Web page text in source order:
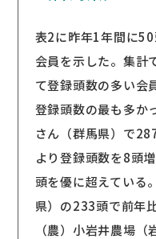
表2に昨年1年間に
会員を示した。集計
て登録頭数の多い会
登録頭数の最も多か
さん（群馬県）で
より登録頭数を8頭
頭を優に超えている
県）の233頭で前年
（農）小岩井農場